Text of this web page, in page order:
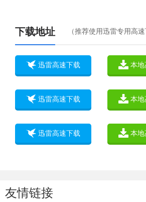
下载地址 （推荐使用迅雷专用高
迅雷高速下载 本地
迅雷高速下载 本地
迅雷高速下载 本地
友情链接